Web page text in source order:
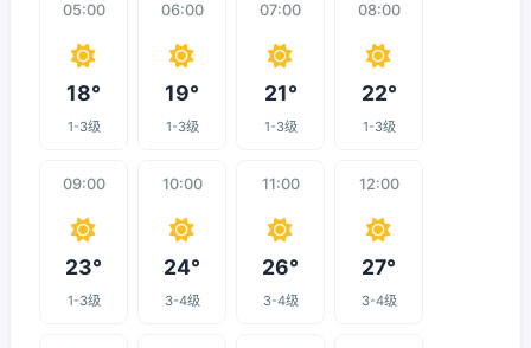
05:00
18°
1-3级
06:00
19°
1-3级
07:00
21°
1-3级
08:00
22°
1-3级
09:00
23°
1-3级
10:00
24°
3-4级
11:00
26°
3-4级
12:00
27°
3-4级